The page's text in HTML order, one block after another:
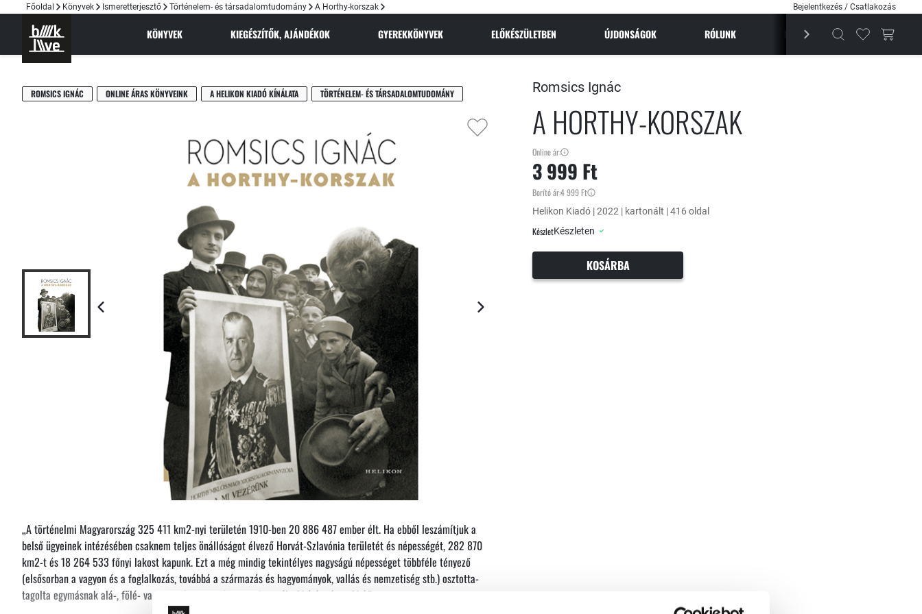
Főoldal Könyvek Ismeretterjesztő Történelem- és társadalomtudomány A Horthy-korszak Bejelentkezés / Csatlakozás
KÖNYVEK KIEGÉSZÍTŐK, AJÁNDÉKOK GYEREKKÖNYVEK ELŐKÉSZÜLETBEN ÚJDONSÁGOK RÓLUNK BESTSELLEREK MAGAZIN
ROMSICS IGNÁC ONLINE ÁRAS KÖNYVEINK A HELIKON KIADÓ KÍNÁLATA TÖRTÉNELEM- ÉS TÁRSADALOMTUDOMÁNY
„A történelmi Magyarország 325 411 km2-nyi területén 1910-ben 20 886 487 ember élt. Ha ebből leszámítjuk a
belső ügyeinek intézésében csaknem teljes önállóságot élvező Horvát-Szlavónia területét és népességét, 282 870
km2-t és 18 264 533 főnyi lakost kapunk. Ezt a még mindig tekintélyes nagyságú népességet többféle tényező
(elsősorban a vagyon és a foglalkozás, továbbá a származás és hagyományok, vallás és nemzetiség stb.) osztotta-
tagolta egymásnak alá-, fölé- vagy mellérendelt társadalmi osztályokká és rétegekké."
Romsics Ignác
A HORTHY-KORSZAK
Online ár:
3 999 Ft
Borító ár:4 999 Ft
Helikon Kiadó | 2022 | kartonált | 416 oldal
KészletKészleten
KOSÁRBA